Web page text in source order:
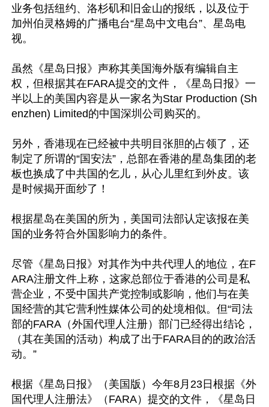
业务包括纽约、洛杉矶和旧金山的报纸，以及位于
加州伯灵格姆的广播电台“星岛中文电台”、星岛电
视。
虽然《星岛日报》声称其美国海外版有编辑自主
权，但根据其在FARA提交的文件，《星岛日报》一
半以上的美国内容是从一家名为Star Production (Sh
enzhen) Limited的中国深圳公司购买的。
另外，香港现在已经被中共明目张胆的占领了，还
制定了所谓的“国安法”，总部在香港的星岛集团的老
板也换成了中共国的乞儿，从心儿里红到外皮。该
是时候揭开面纱了！
根据星岛在美国的所为，美国司法部认定该报在美
国的业务符合外国影响力的条件。
尽管《星岛日报》对其作为中共代理人的地位，在F
ARA注册文件上称，这家总部位于香港的公司是私
营企业，不受中国共产党控制或影响，他们与在美
国经营的其它营利性媒体公司的处境相似。但“司法
部的FARA（外国代理人注册）部门已经得出结论，
（其在美国的活动）构成了出于FARA目的的政治活
动。”
根据《星岛日报》（美国版）今年8月23日根据《外
国代理人注册法》（FARA）提交的文件，《星岛日